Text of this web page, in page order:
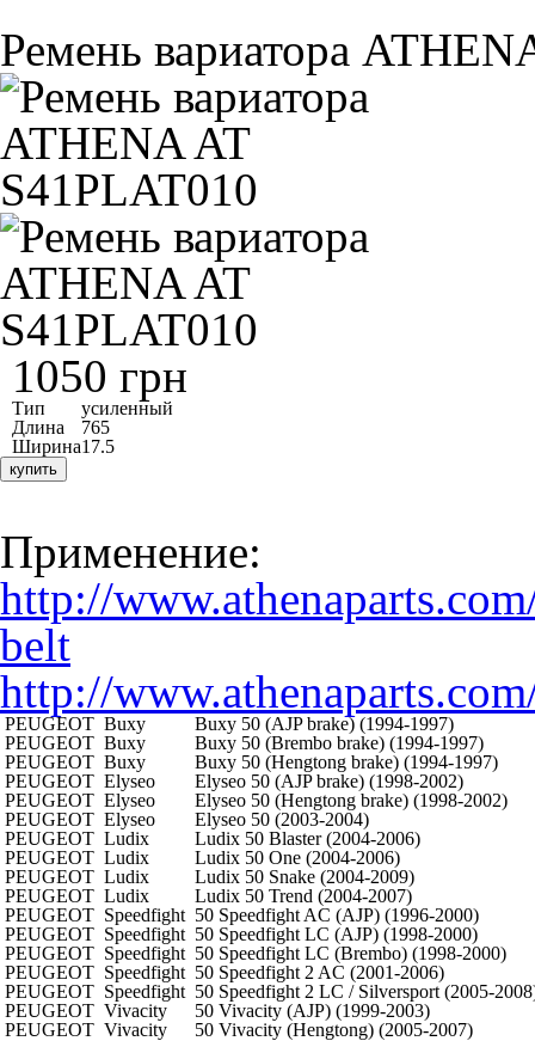
Ремень вариатора
1050 грн
Тип
усиленный
Длина
765
Ширина17.5
купить
Применение:
http://
belt
http://
PEUGEOT Buxy
Buxy 50 (AJP brake) (1994-1997)
PEUGEOT Buxy
Buxy 50 (Brembo brake) (1994-1997)
PEUGEOT Buxy
Buxy 50 (Hengtong brake) (1994-1997)
PEUGEOT Elyseo
Elyseo 50 (AJP brake) (1998-2002)
PEUGEOT Elyseo
Elyseo 50 (Hengtong brake) (1998-2002)
PEUGEOT Elyseo
Elyseo 50 (2003-2004)
PEUGEOT Ludix
Ludix 50 Blaster (2004-2006)
PEUGEOT Ludix
Ludix 50 One (2004-2006)
PEUGEOT Ludix
Ludix 50 Snake (2004-2009)
PEUGEOT Ludix
Ludix 50 Trend (2004-2007)
PEUGEOT Speedfight 50 Speedfight AC (AJP) (1996-2000)
PEUGEOT Speedfight 50 Speedfight LC (AJP) (1998-2000)
PEUGEOT Speedfight 50 Speedfight LC (Brembo) (1998-2000)
PEUGEOT Speedfight 50 Speedfight 2 AC (2001-2006)
PEUGEOT Speedfight 50 Speedfight 2 LC / Silversport (2005-
PEUGEOT Vivacity
50 Vivacity (AJP) (1999-2003)
PEUGEOT Vivacity 50 Vivacity (Hengtong) (2005-2007)